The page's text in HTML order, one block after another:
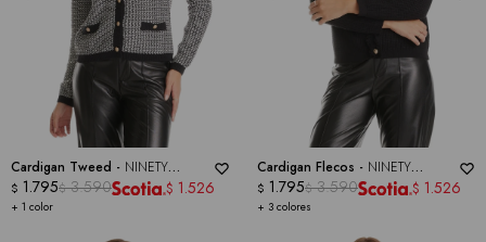
Cardigan Tweed - NINETY
CLOTHING
+ 1 color
$ 1.795$ 3.590 $ 1.526
Cardigan Flecos - NINETY
CLOTHING
+ 3 colores
$ 1.795$ 3.590 $ 1.526